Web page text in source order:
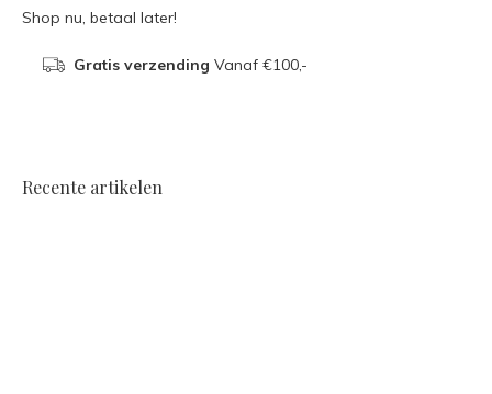
Shop nu, betaal later!
Gratis verzending Vanaf €100,-
Recente artikelen